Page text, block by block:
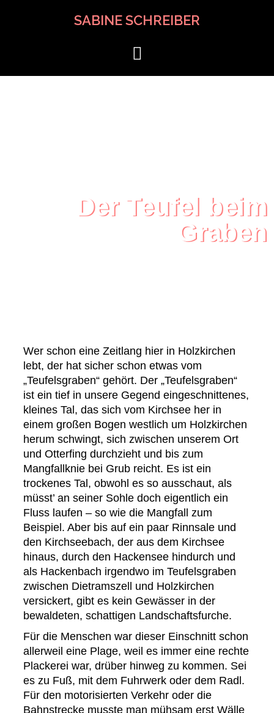
SABINE SCHREIBER
Der Teufel beim
Graben
Wer schon eine Zeitlang hier in Holzkirchen
lebt, der hat sicher schon etwas vom
„Teufelsgraben“ gehört. Der „Teufelsgraben“
ist ein tief in unsere Gegend eingeschnittenes,
kleines Tal, das sich vom Kirchsee her in
einem großen Bogen westlich um Holzkirchen
herum schwingt, sich zwischen unserem Ort
und Otterfing durchzieht und bis zum
Mangfallknie bei Grub reicht. Es ist ein
trockenes Tal, obwohl es so ausschaut, als
müsst’ an seiner Sohle doch eigentlich ein
Fluss laufen – so wie die Mangfall zum
Beispiel. Aber bis auf ein paar Rinnsale und
den Kirchseebach, der aus dem Kirchsee
hinaus, durch den Hackensee hindurch und
als Hackenbach irgendwo im Teufelsgraben
zwischen Dietramszell und Holzkirchen
versickert, gibt es kein Gewässer in der
bewaldeten, schattigen Landschaftsfurche.
Für die Menschen war dieser Einschnitt schon
allerweil eine Plage, weil es immer eine rechte
Plackerei war, drüber hinweg zu kommen. Sei
es zu Fuß, mit dem Fuhrwerk oder dem Radl.
Für den motorisierten Verkehr oder die
Bahnstrecke musste man mühsam erst Wälle